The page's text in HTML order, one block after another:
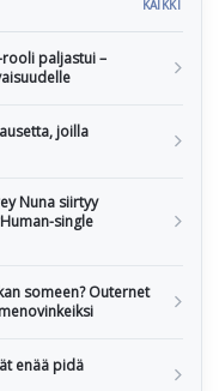
KAIKKI
rooli paljastui –
joilla
Nuna siirtyy
single
someen? Outernet
enää pidä